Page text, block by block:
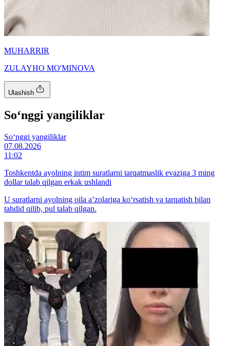
MUHARRIR
ZULAYHO MO'MINOVA
Ulashish
So‘nggi yangiliklar
So‘nggi yangiliklar
07.08.2026
11:02
Toshkentda ayolning intim suratlarni tarqatmaslik evaziga 3 ming
dollar talab qilgan erkak ushlandi
U suratlarni ayolning oila a’zolariga ko‘rsatish va tarqatish bilan
tahdid qilib, pul talab qilgan.